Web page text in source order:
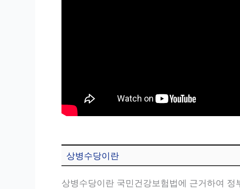
상병수당이란
상병수당이란 국민건강보험법에 근거하여